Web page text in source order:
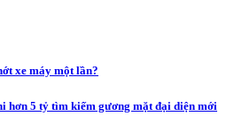
xe máy một lần?
hơn 5 tỷ tìm kiếm gương mặt đại diện mới